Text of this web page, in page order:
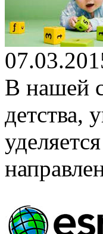
В нашей
детства,